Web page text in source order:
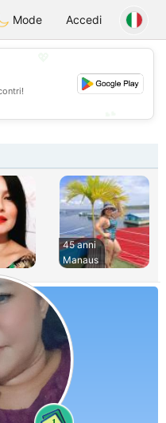
Mode Accedi
45 anni
Manaus